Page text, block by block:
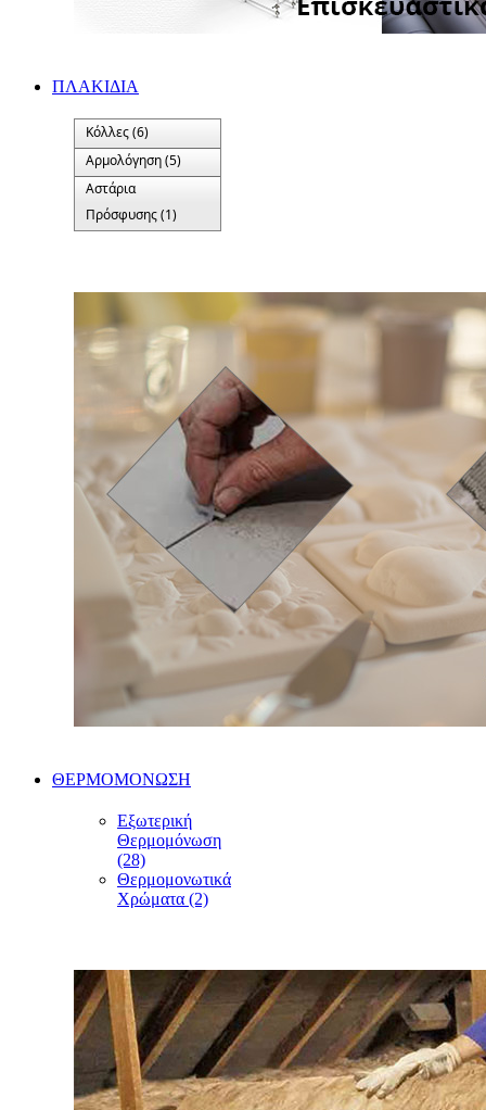
ΠΛΑΚΙΔΙA
Κόλλες (6)
Αρμολόγηση (5)
Αστάρια
Πρόσφυσης (1)
ΘΕΡΜΟΜΟΝΩΣΗ
Εξωτερική
Θερμομόνωση
(28)
Θερμομονωτικά
Χρώματα (2)